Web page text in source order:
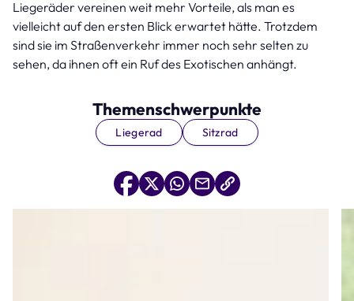
Liegeräder vereinen weit mehr Vorteile, als man es
vielleicht auf den ersten Blick erwartet hätte. Trotzdem
sind sie im Straßenverkehr immer noch sehr selten zu
sehen, da ihnen oft ein Ruf des Exotischen anhängt.
Themenschwerpunkte
Liegerad Sitzrad